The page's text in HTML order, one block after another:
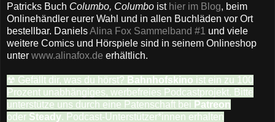
Patricks Buch Columbo, Columbo ist hier im Blog, beim
Onlinehändler eurer Wahl und in allen Buchläden vor Ort
bestellbar. DanielsAlina Fox Sammelband #1 und viele
weitere Comics und Hörspiele sind in seinem Onlineshop
unter www.alinafox.de erhältlich.
☢ Gefällt dir, was du hörst? Bahnhofskino ist ein zu 100
Prozent unabhängiges, werbefreies Podcastprojekt. Bitte
unterstütze uns durch eine Patenschaft bei Patreon
oder Steady. Podcast-Unterstützer*innen erhalten